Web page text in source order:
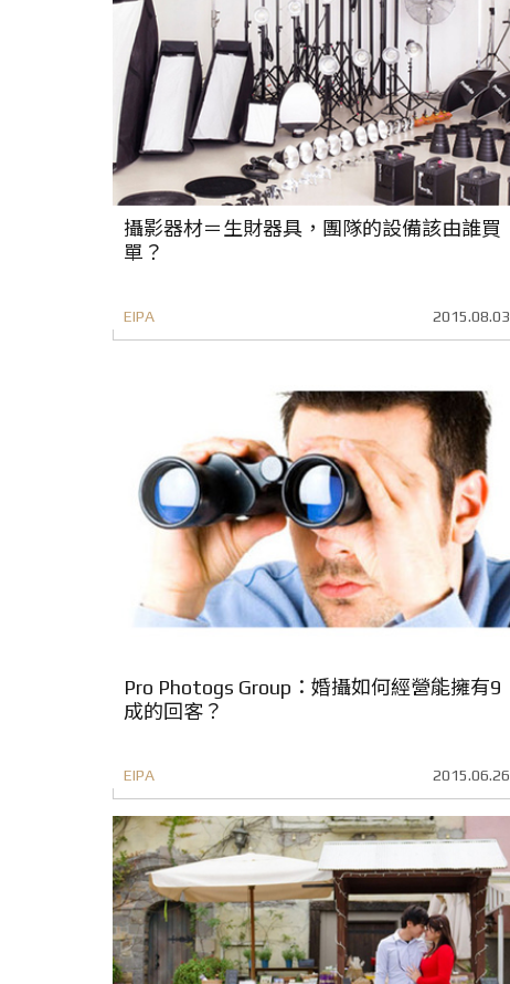
攝影器材＝生財器具，團隊的設備該由誰買
單？
EIPA 2015.08.03
Pro Photogs Group：婚攝如何經營能擁有9
成的回客？
EIPA 2015.06.26